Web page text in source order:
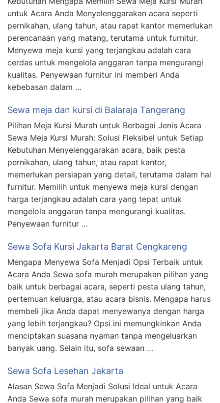
untuk Acara Anda Menyelenggarakan acara seperti
pernikahan, ulang tahun, atau rapat kantor memerlukan
perencanaan yang matang, terutama untuk furnitur.
Menyewa meja kursi yang terjangkau adalah cara
cerdas untuk mengelola anggaran tanpa mengurangi
kualitas. Penyewaan furnitur ini memberi Anda
kebebasan dalam …
Sewa meja dan kursi di Balaraja Tangerang
Pilihan Meja Kursi Murah untuk Berbagai Jenis Acara
Sewa Meja Kursi Murah: Solusi Fleksibel untuk Setiap
Kebutuhan Menyelenggarakan acara, baik pesta
pernikahan, ulang tahun, atau rapat kantor,
memerlukan persiapan yang detail, terutama dalam hal
furnitur. Memilih untuk menyewa meja kursi dengan
harga terjangkau adalah cara yang tepat untuk
mengelola anggaran tanpa mengurangi kualitas.
Penyewaan furnitur …
Sewa Sofa Kursi Jakarta Barat Cengkareng
Mengapa Menyewa Sofa Menjadi Opsi Terbaik untuk
Acara Anda Sewa sofa murah merupakan pilihan yang
baik untuk berbagai acara, seperti pesta ulang tahun,
pertemuan keluarga, atau acara bisnis. Mengapa harus
membeli jika Anda dapat menyewanya dengan harga
yang lebih terjangkau? Opsi ini memungkinkan Anda
menciptakan suasana nyaman tanpa mengeluarkan
banyak uang. Selain itu, sofa sewaan …
Sewa Sofa Lesehan Jakarta
Alasan Sewa Sofa Menjadi Solusi Ideal untuk Acara
Anda Sewa sofa murah merupakan pilihan yang baik